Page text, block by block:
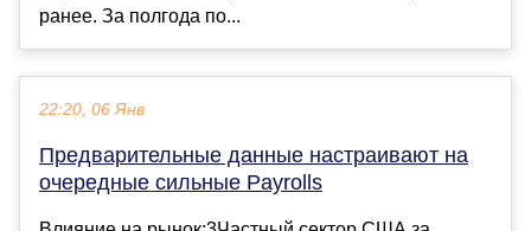
ранее. За полгода по...
22:20, 06 Янв
Предварительные данные настраивают на
очередные сильные Payrolls